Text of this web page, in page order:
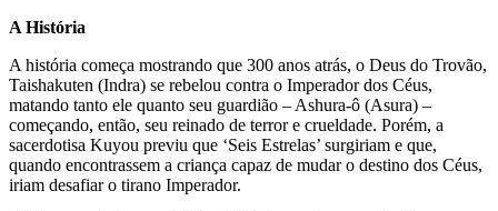
A História
A história começa mostrando que 300 anos atrás, o Deus do Trovão,
Taishakuten (Indra) se rebelou contra o Imperador dos Céus,
matando tanto ele quanto seu guardião – Ashura-ô (Asura) –
começando, então, seu reinado de terror e crueldade. Porém, a
sacerdotisa Kuyou previu que ‘Seis Estrelas’ surgiriam e que,
quando encontrassem a criança capaz de mudar o destino dos Céus,
iriam desafiar o tirano Imperador.